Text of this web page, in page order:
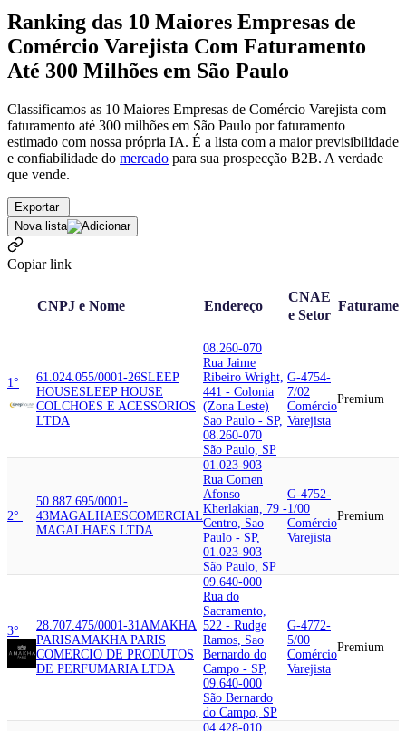
Ranking das 10 Maiores Empresas de
Comércio Varejista Com Faturamento
Até 300 Milhões em São Paulo
Classificamos as 10 Maiores Empresas de Comércio Varejista com
faturamento até 300 milhões em São Paulo por faturamento
estimado com nossa própria IA. É a lista com a maior previsibilidade
e confiabilidade do mercado para sua prospecção B2B. A verdade
que vende.
Exportar
Nova lista
Copiar link
CNPJ e Nome Endereço
CNAE
e Setor
1° 61.024.055/0001-26SLEEP
HOUSESLEEP HOUSE
COLCHOES E ACESSORIOS
LTDA
08.260-070
Rua Jaime
Ribeiro Wright,
441 - Colonia
(Zona Leste)
Sao Paulo - SP,
08.260-070
São Paulo, SP
G-4754-
7/02
Comércio
Varejista
Premium
2°
50.887.695/0001-
43MAGALHAESCOMERCIAL
MAGALHAES LTDA
01.023-903
Rua Comen
Afonso
Kherlakian, 79 -
Centro, Sao
Paulo - SP,
01.023-903
São Paulo, SP
G-4752-
1/00
Comércio
Varejista
Premium
3° 28.707.475/0001-31 AMAKHA
PARISAMAKHA PARIS
COMERCIO DE PRODUTOS
DE PERFUMARIA LTDA
09.640-000
Rua do
Sacramento,
522 - Rudge
Ramos, Sao
Bernardo do
Campo - SP,
09.640-000
São Bernardo
do Campo, SP
G-4772-
5/00
Comércio
Varejista
Premium
04.428-010